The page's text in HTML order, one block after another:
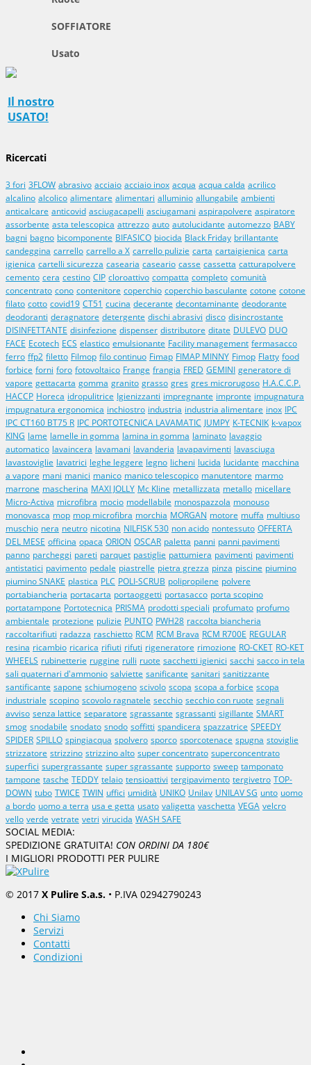
SOFFIATORE
Usato
Il nostro
USATO!
Ricercati
3 fori 3FLOW abrasivo acciaio acciaio inox acqua acqua calda acrilico
alcalino alcolico alimentare alimentari alluminio allungabile ambienti
anticalcare anticovid asciugacapelli asciugamani aspirapolvere aspiratore
assorbente asta telescopica attrezzo auto autolucidante automezzo BABY
bagni bagno bicomponente BIFASICO biocida Black Friday brillantante
candeggina carrello carrello a X carrello pulizie carta cartaigienica carta
igienica cartelli sicurezza casearia caseario casse cassetta catturapolvere
cemento cera cestino CIP cloroattivo compatta completo comunità
concentrato cono contenitore coperchio coperchio basculante cotone cotone
filato cotto covid19 CT51 cucina decerante decontaminante deodorante
deodoranti deragnatore detergente dischi abrasivi disco disincrostante
DISINFETTANTE disinfezione dispenser distributore ditate DULEVO DUO
FACE Ecotech ECS elastico emulsionante Facility management fermasacco
ferro ffp2 filetto Filmop filo continuo Fimap FIMAP MINNY Fimop Flatty food
forbice forni foro fotovoltaico Frange frangia FRED GEMINI generatore di
vapore gettacarta gomma granito grasso gres gres microrugoso H.A.C.C.P.
HACCP Horeca idropulitrice Igienizzanti impregnante impronte impugnatura
impugnatura ergonomica inchiostro industria industria alimentare inox IPC
IPC CT160 BT75 R IPC PORTOTECNICA LAVAMATIC JUMPY K-TECNIK k-vapox
KING lame lamelle in gomma lamina in gomma laminato lavaggio
automatico lavaincera lavamani lavanderia lavapavimenti lavasciuga
lavastoviglie lavatrici leghe leggere legno licheni lucida lucidante macchina
a vapore mani manici manico manico telescopico manutentore marmo
marrone mascherina MAXI JOLLY Mc Kline metallizzata metallo micellare
Micro-Activa microfibra mocio modellabile monospazzola monouso
monovasca mop mop microfibra morchia MORGAN motore muffa multiuso
muschio nera neutro nicotina NILFISK 530 non acido nontessuto OFFERTA
DEL MESE officina opaca ORION OSCAR paletta panni panni pavimenti
panno parcheggi pareti parquet pastiglie pattumiera pavimenti pavimenti
antistatici pavimento pedale piastrelle pietra grezza pinza piscine piumino
piumino SNAKE plastica PLC POLI-SCRUB polipropilene polvere
portabiancheria portacarta portaoggetti portasacco porta scopino
portatampone Portotecnica PRISMA prodotti speciali profumato profumo
ambientale protezione pulizie PUNTO PWH28 raccolta biancheria
raccoltarifiuti radazza raschietto RCM RCM Brava RCM R700E REGULAR
resina ricambio ricarica rifiuti rifuti rigeneratore rimozione RO-CKET RO-KET
WHEELS rubinetterie ruggine rulli ruote sacchetti igienici sacchi sacco in tela
sali quaternari d'ammonio salviette sanificante sanitari sanitizzante
santificante sapone schiumogeno scivolo scopa scopa a forbice scopa
industriale scopino scovolo ragnatele secchio secchio con ruote segnali
avviso senza lattice separatore sgrassante sgrassanti sigillante SMART
smog snodabile snodato snodo soffitti spandicera spazzatrice SPEEDY
SPIDER SPILLO spingiacqua spolvero sporco sporcotenace spugna stoviglie
strizzatore strizzino strizzino alto super concentrato superconcentrato
superfici supergrassante super sgrassante supporto sweep tamponato
tampone tasche TEDDY telaio tensioattivi tergipavimento tergivetro TOP-
DOWN tubo TWICE TWIN uffici umidità UNIKO Unilav UNILAV SG unto uomo
a bordo uomo a terra usa e getta usato valigetta vaschetta VEGA velcro
vello verde vetrate vetri virucida WASH SAFE
SOCIAL MEDIA:
SPEDIZIONE GRATUITA! CON ORDINI DA 180€
I MIGLIORI PRODOTTI PER PULIRE
© 2017 X Pulire S.a.s. • P.IVA 02942790243
Chi Siamo
Servizi
Contatti
Condizioni